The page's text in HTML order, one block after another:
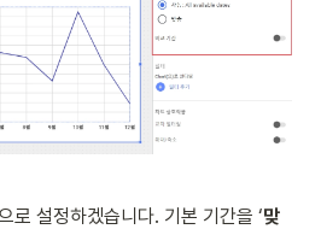
로 설정하겠습니다. 기본 기간을 ‘맞